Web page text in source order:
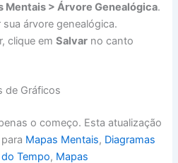
Mentais > Árvore Genealógica.
árvore genealógica.
clique emSalvar no canto
de Gráficos
o começo. Esta atualização
Mapas Mentais, Diagramas
Tempo, Mapas